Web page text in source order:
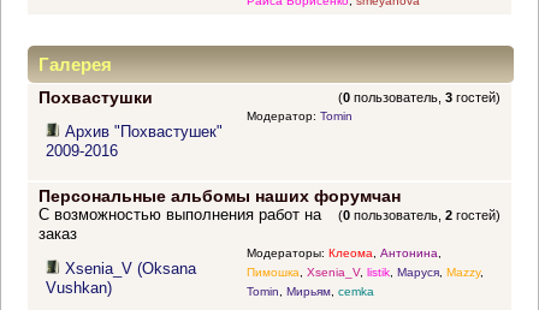
Галерея
Похвастушки (0 пользователь,3 гостей)
Архив "Похвастушек"
2009-2016
Модератор: Tomin
Персональные альбомы наших форумчан
(0 пользователь,2 гостей)
С возможностью выполнения работ на
заказ
Xsenia_V (Oksana
Vushkan)
Модераторы: Клеома, Антонина,
Пимошка, Xsenia_V, listik, Маруся, Mazzy,
Tomin, Мирьям, cemka